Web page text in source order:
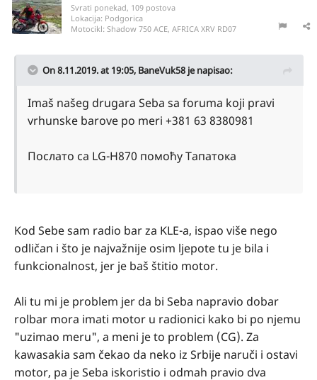
Svrati ponekad, 109 postova
Lokacija: Podgorica
Motocikl: Shadow 750 ACE, AFRICA XRV RD07
On 8.11.2019. at 19:05, BaneVuk58 je napisao:
Imaš našeg drugara Seba sa foruma koji pravi
vrhunske barove po meri +381 63 8380981
Послато са LG-H870 помоћу Тапатока
Kod Sebe sam radio bar za KLE-a, ispao više nego
odličan i što je najvažnije osim ljepote tu je bila i
funkcionalnost, jer je baš štitio motor.
Ali tu mi je problem jer da bi Seba napravio dobar
rolbar mora imati motor u radionici kako bi po njemu
"uzimao meru", a meni je to problem (CG). Za
kawasakia sam čekao da neko iz Srbije naruči i ostavi
motor, pa je Seba iskoristio i odmah pravio dva